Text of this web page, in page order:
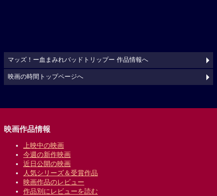
マッズ！ー血まみれバッドトリップー 作品情報へ
映画の時間トップページへ
映画作品情報
上映中の映画
今週の新作映画
近日公開の映画
人気シリーズ＆受賞作品
映画作品のレビュー
作品別にレビューを読む